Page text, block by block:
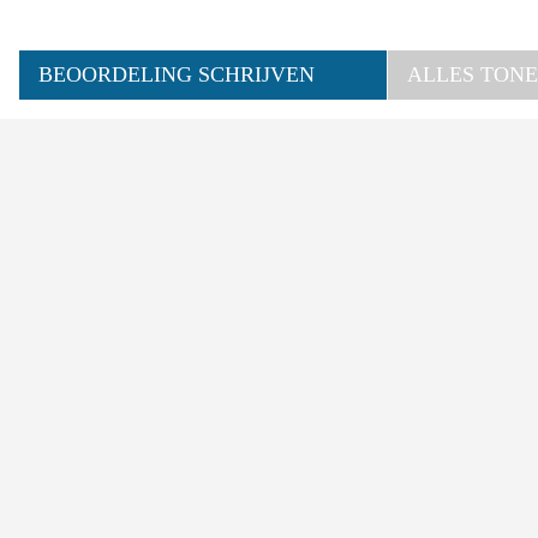
BEOORDELING SCHRIJVEN ALLES